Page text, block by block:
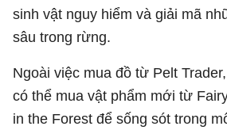
sinh vật nguy hiểm và giải mã
sâu trong rừng.
Ngoài việc mua đồ từ Pelt
có thể mua vật phẩm mới từ
in the Forest để sống sót trong